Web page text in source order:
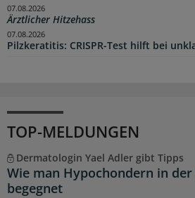
Ärztlicher Hitzehass
07.08.2026
Pilzkeratitis: CRISPR-Test hilft bei
07.08.2026
TOP-MELDUNGEN
Dermatologin Yael Adler gibt Tipps
Wie man Hypochondern in
begegnet